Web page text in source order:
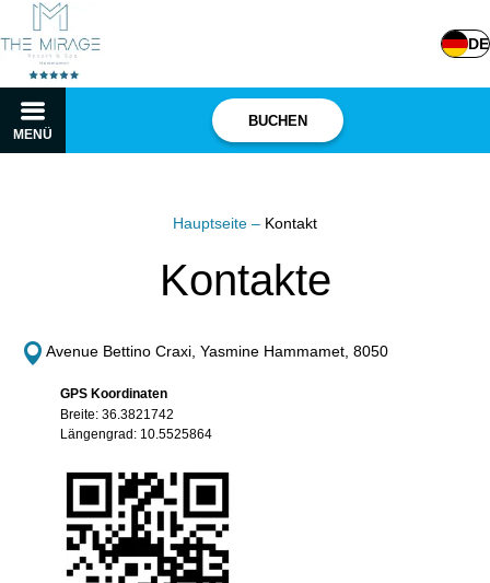
DE
MENÜ
BUCHEN
Hauptseite – Kontakt
Kontakte
Avenue Bettino Craxi, Yasmine Hammamet, 8050
GPS Koordinaten
Breite: 36.3821742
Längengrad: 10.5525864